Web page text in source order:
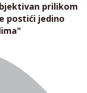
prilikom
postići jedino